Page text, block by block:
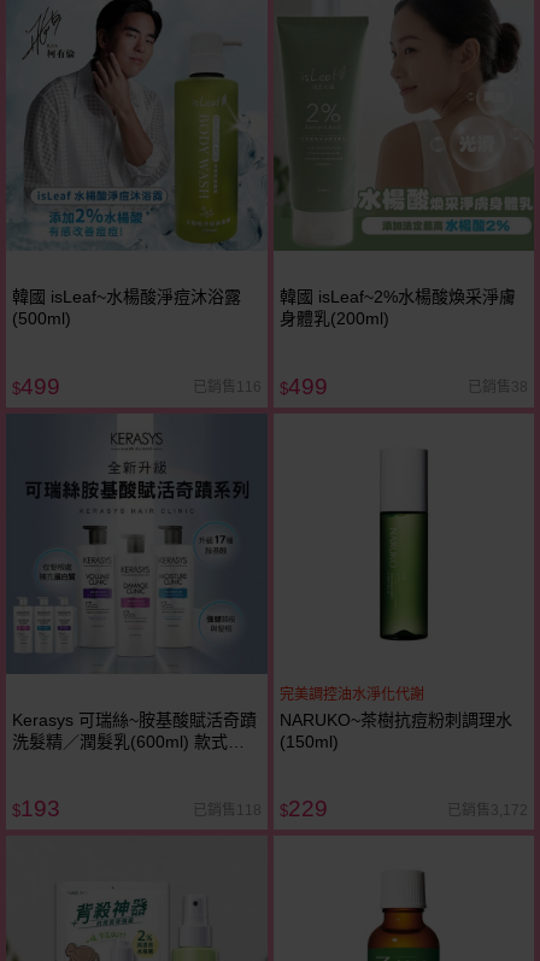
韓國 isLeaf~水楊酸淨痘沐浴露
(500ml)
$499 已銷售116
韓國 isLeaf~2%水楊酸煥采淨膚
身體乳(200ml)
$499 已銷售38
Kerasys 可瑞絲~胺基酸賦活奇蹟
洗髮精／潤髮乳(600ml) 款式可
$193 已銷售118
完美調控油水淨化代謝
NARUKO~茶樹抗痘粉刺調理水
(150ml)
$229 已銷售3,172